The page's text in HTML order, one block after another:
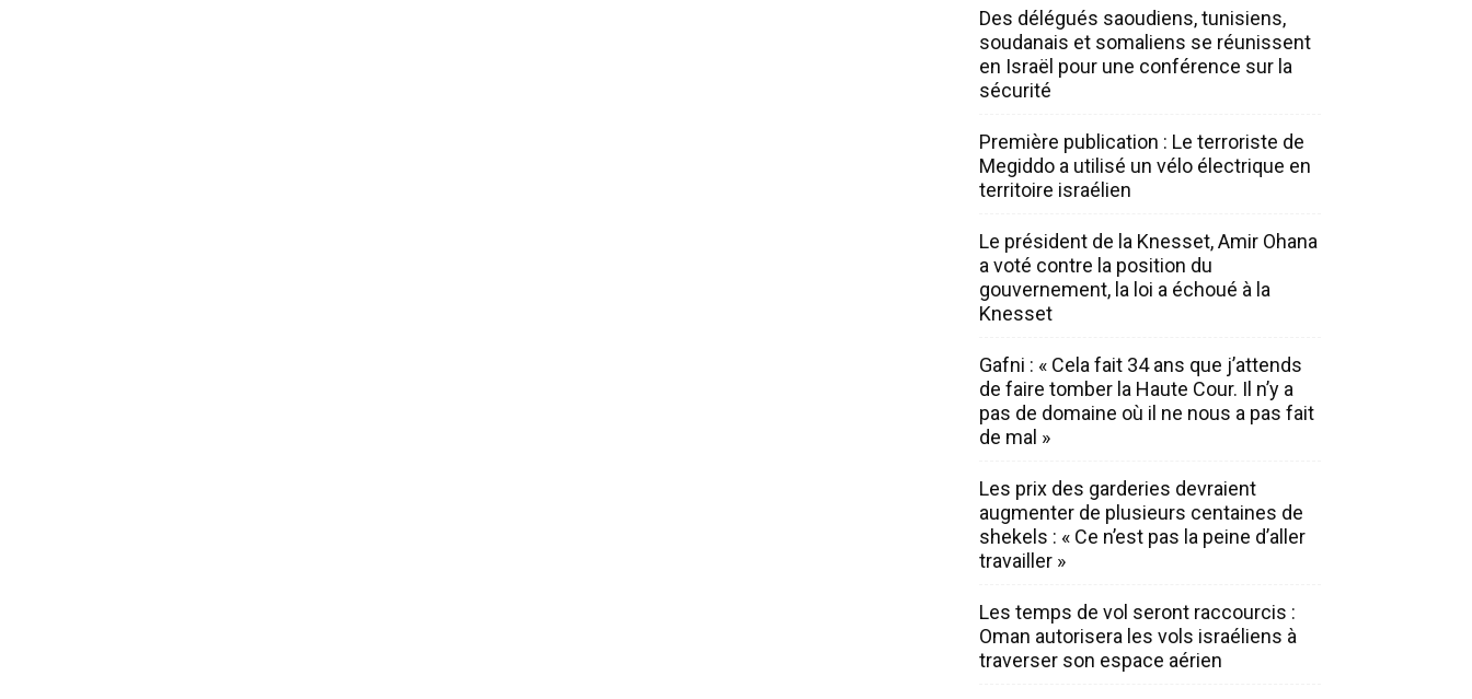
Des délégués saoudiens, tunisiens,
soudanais et somaliens se réunissent
en Israël pour une conférence sur la
sécurité
Première publication : Le terroriste de
Megiddo a utilisé un vélo électrique en
territoire israélien
Le président de la Knesset, Amir Ohana
a voté contre la position du
gouvernement, la loi a échoué à la
Knesset
Gafni : « Cela fait 34 ans que j’attends
de faire tomber la Haute Cour. Il n’y a
pas de domaine où il ne nous a pas fait
de mal »
Les prix des garderies devraient
augmenter de plusieurs centaines de
shekels : « Ce n’est pas la peine d’aller
travailler »
Les temps de vol seront raccourcis :
Oman autorisera les vols israéliens à
traverser son espace aérien